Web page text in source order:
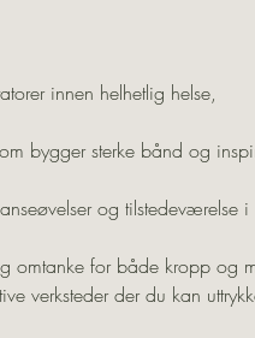
innen helhetlig helse,
bygger sterke bånd og
og tilstedeværelse i
omtanke for både kropp og
verksteder der du kan